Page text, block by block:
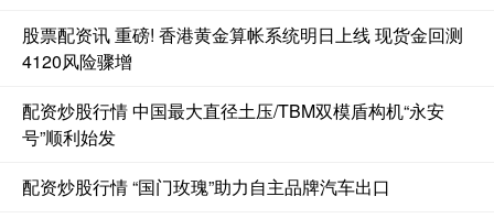
股票配资讯 重磅! 香港黄金算帐系统明日上线 现货金回测
4120风险骤增
配资炒股行情 中国最大直径土压/TBM双模盾构机“永安
号”顺利始发
配资炒股行情 “国门玫瑰”助力自主品牌汽车出口